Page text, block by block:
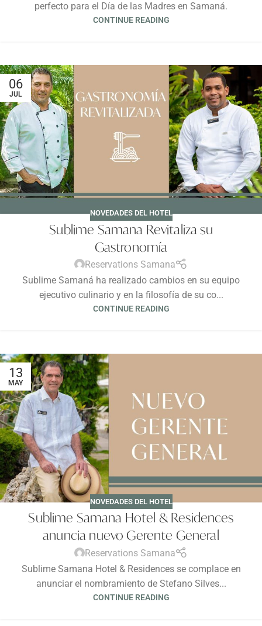
perfecto para el Día de las Madres en Samaná.
CONTINUE READING
06
JUL
NOVEDADES DEL HOTEL
Sublime Samana Revitaliza su
Gastronomía
Reservations Samana
Sublime Samaná ha realizado cambios en su equipo
ejecutivo culinario y en la filosofía de su co...
CONTINUE READING
13
MAY
NOVEDADES DEL HOTEL
Sublime Samana Hotel & Residences
anuncia nuevo Gerente General
Reservations Samana
Sublime Samana Hotel & Residences se complace en
anunciar el nombramiento de Stefano Silves...
CONTINUE READING